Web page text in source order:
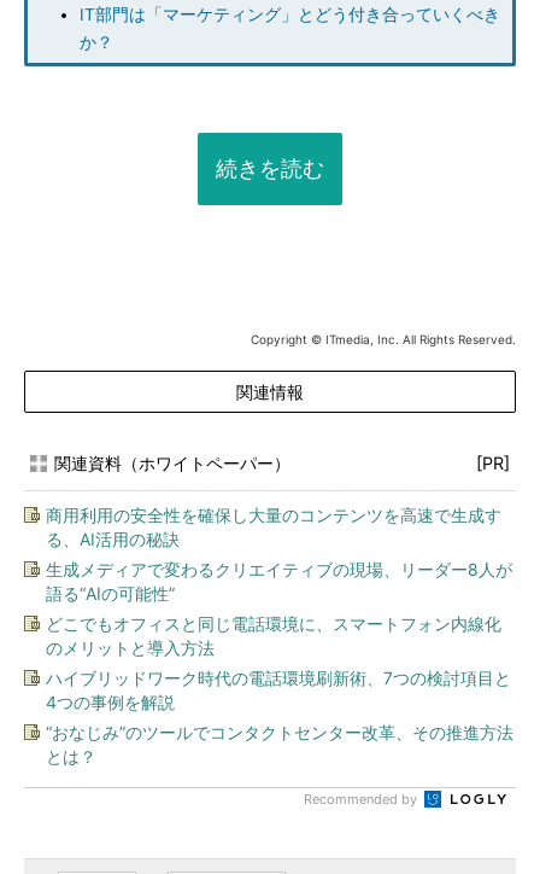
IT部門は「マーケティング」とどう付き合っていくべき
か？
続きを読む
Copyright © ITmedia, Inc. All Rights Reserved.
関連情報
関連資料（ホワイトペーパー） [PR]
商用利用の安全性を確保し大量のコンテンツを高速で生成す
る、AI活用の秘訣
生成メディアで変わるクリエイティブの現場、リーダー8人が
語る“AIの可能性”
どこでもオフィスと同じ電話環境に、スマートフォン内線化
のメリットと導入方法
ハイブリッドワーク時代の電話環境刷新術、7つの検討項目と
4つの事例を解説
“おなじみ”のツールでコンタクトセンター改革、その推進方法
とは？
Recommended by